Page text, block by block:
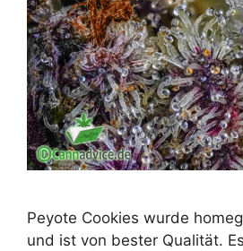
Peyote Cookies wurde
und ist von bester Qualität.